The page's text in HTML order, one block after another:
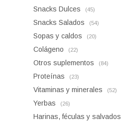
Snacks Dulces (45)
Snacks Salados (54)
Sopas y caldos (20)
Colágeno (22)
Otros suplementos (84)
Proteínas (23)
Vitaminas y minerales (52)
Yerbas (26)
Harinas, féculas y salvados